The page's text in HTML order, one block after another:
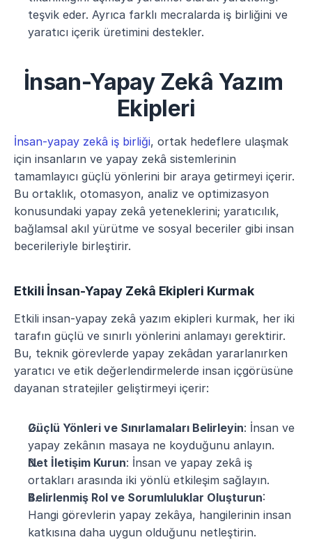
teşvik eder. Ayrıca farklı mecralarda iş birliğini ve
yaratıcı içerik üretimini destekler​.
İnsan-Yapay Zekâ Yazım
Ekipleri
İnsan-yapay zekâ iş birliği, ortak hedeflere ulaşmak
için insanların ve yapay zekâ sistemlerinin
tamamlayıcı güçlü yönlerini bir araya getirmeyi içerir.
Bu ortaklık, otomasyon, analiz ve optimizasyon
konusundaki yapay zekâ yeteneklerini; yaratıcılık,
bağlamsal akıl yürütme ve sosyal beceriler gibi insan
becerileriyle birleştirir.
Etkili İnsan-Yapay Zekâ Ekipleri Kurmak
Etkili insan-yapay zekâ yazım ekipleri kurmak, her iki
tarafın güçlü ve sınırlı yönlerini anlamayı gerektirir.
Bu, teknik görevlerde yapay zekâdan yararlanırken
yaratıcı ve etik değerlendirmelerde insan içgörüsüne
dayanan stratejiler geliştirmeyi içerir:
Güçlü Yönleri ve Sınırlamaları Belirleyin: İnsan ve
yapay zekânın masaya ne koyduğunu anlayın.
Net İletişim Kurun: İnsan ve yapay zekâ iş
ortakları arasında iki yönlü etkileşim sağlayın.
Belirlenmiş Rol ve Sorumluluklar Oluşturun:
Hangi görevlerin yapay zekâya, hangilerinin insan
katkısına daha uygun olduğunu netleştirin.